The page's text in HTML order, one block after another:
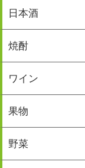
日本酒
焼酎
ワイン
果物
野菜